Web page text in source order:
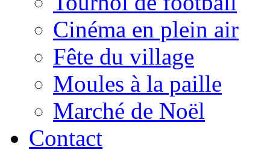
Cinéma en plein air
Fête du village
Moules à la paille
Marché de Noël
Contact